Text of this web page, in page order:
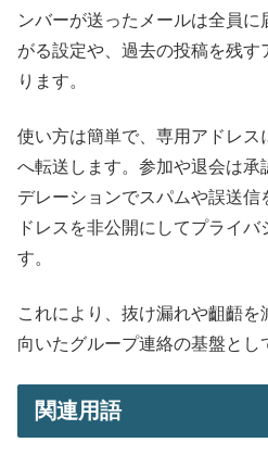
ンバーが送ったメールは全員
がる設定や、過去の投稿を残
ります。
使い方は簡単で、専用アドレ
へ転送します。参加や退会は承
デレーションでスパムや誤送
ドレスを非公開にしてプライ
す。
これにより、抜け漏れや齟齬を
向いたグループ連絡の基盤とし
関連用語